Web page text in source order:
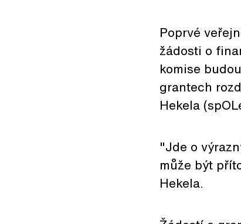
Poprvé
žádosti o
komise
grantech
Hekela
"Jde o
může být
Hekela.